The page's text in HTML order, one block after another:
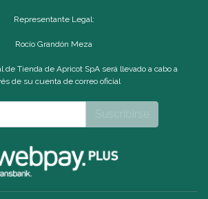
Representante Legal:
Rocío Grandón Meza
de Tienda de Apricot SpA será llevado a cabo a
de su cuenta de correo oficial